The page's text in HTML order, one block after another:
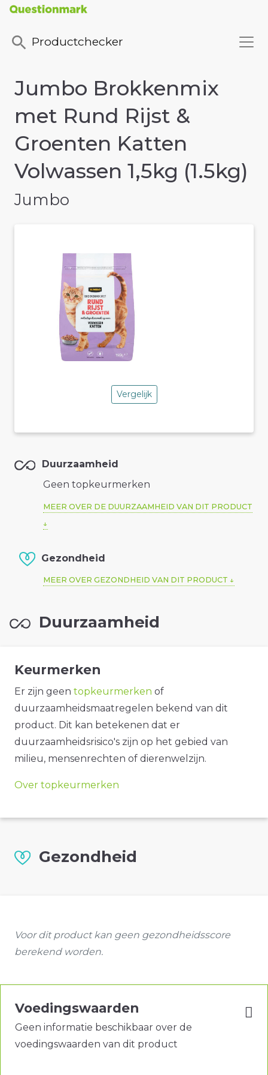
Productchecker
Jumbo Brokkenmix
met Rund Rijst &
Groenten Katten
Volwassen 1,5kg (1.5kg)
Jumbo
Vergelijk
Duurzaamheid
Geen topkeurmerken
MEER OVER DE DUURZAAMHEID VAN DIT PRODUCT
Gezondheid
MEER OVER GEZONDHEID VAN DIT PRODUCT
Duurzaamheid
Keurmerken
Er zijn geen topkeurmerken of
duurzaamheidsmaatregelen bekend van dit
product. Dit kan betekenen dat er
duurzaamheidsrisico's zijn op het gebied van
milieu, mensenrechten of dierenwelzijn.
Over topkeurmerken
Gezondheid
Voor dit product kan geen gezondheidsscore
berekend worden.
Voedingswaarden
Geen informatie beschikbaar over de
voedingswaarden van dit product